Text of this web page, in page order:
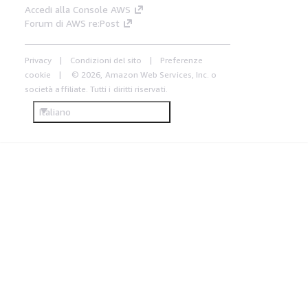
Accedi alla Console AWS
Forum di AWS re:Post
Privacy Condizioni del sito
Preferenze
cookie
© 2026, Amazon Web Services, Inc. o
società affiliate. Tutti i diritti riservati.
Italiano